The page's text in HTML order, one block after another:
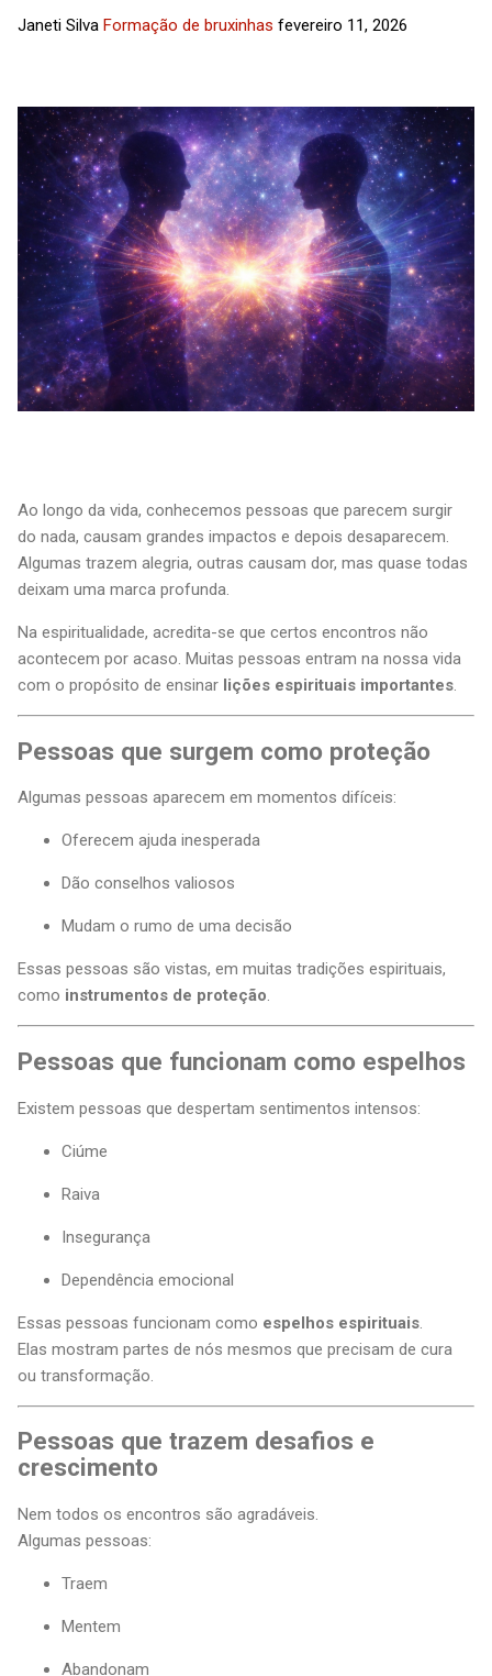
Janeti Silva Formação de bruxinhas fevereiro 11, 2026
Ao longo da vida, conhecemos pessoas que parecem surgir
do nada, causam grandes impactos e depois desaparecem.
Algumas trazem alegria, outras causam dor, mas quase todas
deixam uma marca profunda.
Na espiritualidade, acredita-se que certos encontros não
acontecem por acaso. Muitas pessoas entram na nossa vida
com o propósito de ensinar lições espirituais importantes.
Pessoas que surgem como proteção
Algumas pessoas aparecem em momentos difíceis:
Oferecem ajuda inesperada
Dão conselhos valiosos
Mudam o rumo de uma decisão
Essas pessoas são vistas, em muitas tradições espirituais,
como instrumentos de proteção.
Pessoas que funcionam como espelhos
Existem pessoas que despertam sentimentos intensos:
Ciúme
Raiva
Insegurança
Dependência emocional
Essas pessoas funcionam como espelhos espirituais
Elas mostram partes de nós mesmos que precisam de cura
ou transformação.
Pessoas que trazem desafios e
crescimento
Nem todos os encontros são agradáveis.
Algumas pessoas:
Traem
Mentem
Abandonam